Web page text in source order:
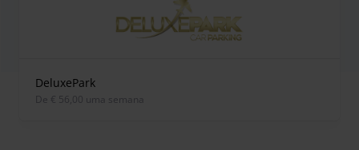
DeluxePark
de € 56,00 uma semana